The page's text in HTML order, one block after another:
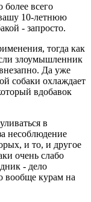
более всего
10-летнюю
- запросто.
тогда как
злоумышленник
Да уже
собаки охлаждает
вдобавок
в
несоблюдение
и то, и другое
очень слабо
- дело
вообще курам на